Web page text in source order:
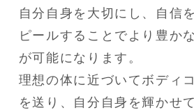
自分自身を大切にし、自信
ピールすることでより豊か
が可能になります。
理想の体に近づいてボディ
を送り、自分自身を輝かせ